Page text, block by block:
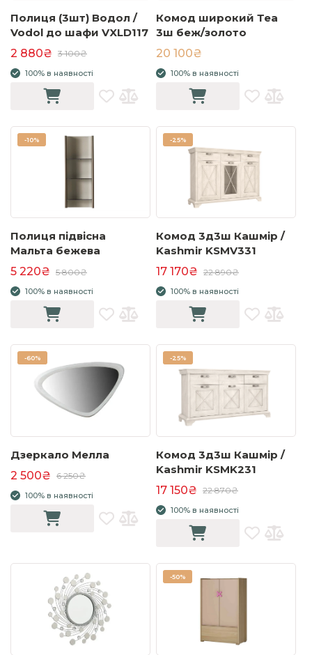
Полиця (3шт) Водол /
Vodol до шафи VXLD117
2 880₴ 3 100₴
100% в наявності
Комод широкий Теа
3ш беж/золото
20 100₴
100% в наявності
-10%
Полиця підвісна
Мальта бежева
5 220₴ 5 800₴
100% в наявності
-25%
Комод 3д3ш Кашмір /
Kashmir KSMV331
17 170₴ 22 890₴
100% в наявності
-60%
Дзеркало Мелла
2 500₴ 6 250₴
100% в наявності
-25%
Комод 3д3ш Кашмір /
Kashmir KSMK231
17 150₴ 22 870₴
100% в наявності
-50%